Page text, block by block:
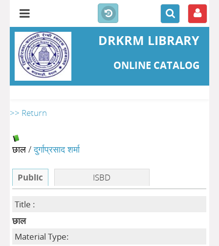
DRKRM LIBRARY
ONLINE CATALOG
>> Return
छाल /दुर्गाप्रसाद शर्मा
Public ISBD
Title :
छाल
Material Type: